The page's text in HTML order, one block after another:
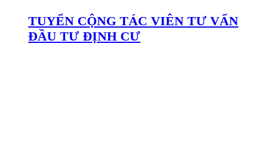
TUYỂN CỘNG TÁC VIÊN TƯ VẤN
ĐẦU TƯ ĐỊNH CƯ